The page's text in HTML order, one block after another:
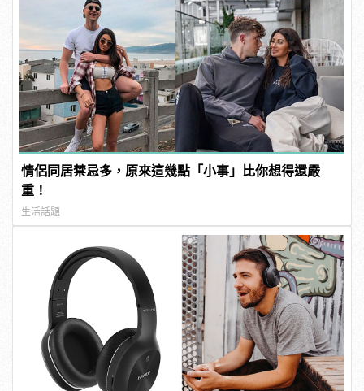
情侶同居禁忌多，原來這幾點「小事」比你想得還嚴
重！
生活話題